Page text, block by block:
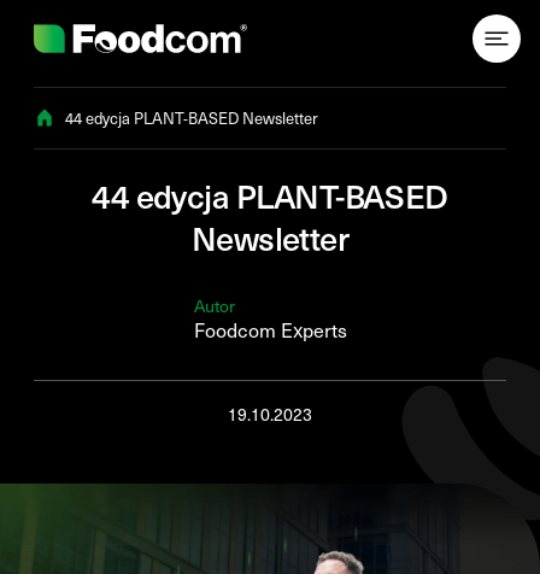
44 edycja PLANT-BASED Newsletter
44 edycja PLANT-BASED
Newsletter
Autor
Foodcom Experts
19.10.2023